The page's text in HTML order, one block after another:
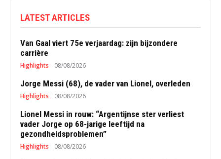
LATEST ARTICLES
Van Gaal viert 75e verjaardag: zijn bijzondere
carrière
Highlights 08/08/2026
Jorge Messi (68), de vader van Lionel, overleden
Highlights 08/08/2026
Lionel Messi in rouw: “Argentijnse ster verliest
vader Jorge op 68-jarige leeftijd na
gezondheidsproblemen”
Highlights 08/08/2026